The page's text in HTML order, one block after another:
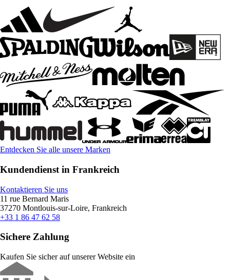
Entdecken Sie alle unsere Marken
Kundendienst in Frankreich
Kontaktieren Sie uns
11 rue Bernard Maris
37270 Montlouis-sur-Loire, Frankreich
+33 1 86 47 62 58
Sichere Zahlung
Kaufen Sie sicher auf unserer Website ein